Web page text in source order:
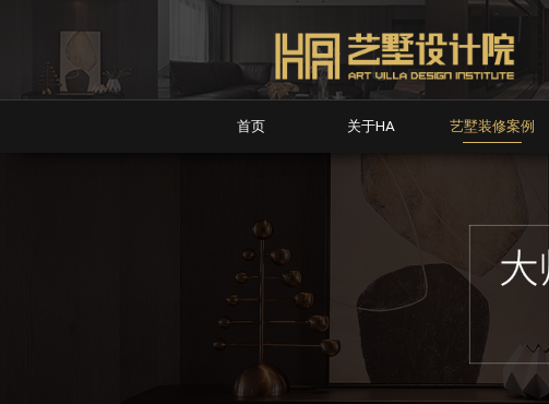
首页 关于HA 艺墅装修案例